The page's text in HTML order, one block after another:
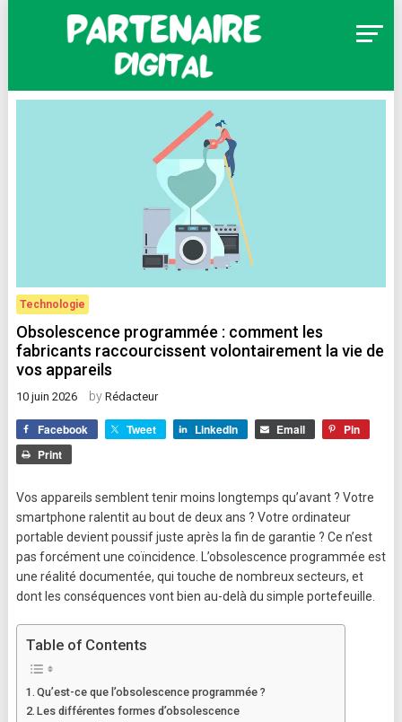
Partenaire Digital
Technologie
Obsolescence programmée : comment les
fabricants raccourcissent volontairement la vie de
vos appareils
10 juin 2026 by Rédacteur
Facebook Tweet LinkedIn Email
Pin
Print
Vos appareils semblent tenir moins longtemps qu’avant ? Votre
smartphone ralentit au bout de deux ans ? Votre ordinateur
portable devient poussif juste après la fin de garantie ? Ce n’est
pas forcément une coïncidence. L’obsolescence programmée est
une réalité documentée, qui touche de nombreux secteurs, et
dont les conséquences vont bien au-delà du simple portefeuille.
Table of Contents
Qu’est-ce que l’obsolescence programmée ?
Les différentes formes d’obsolescence